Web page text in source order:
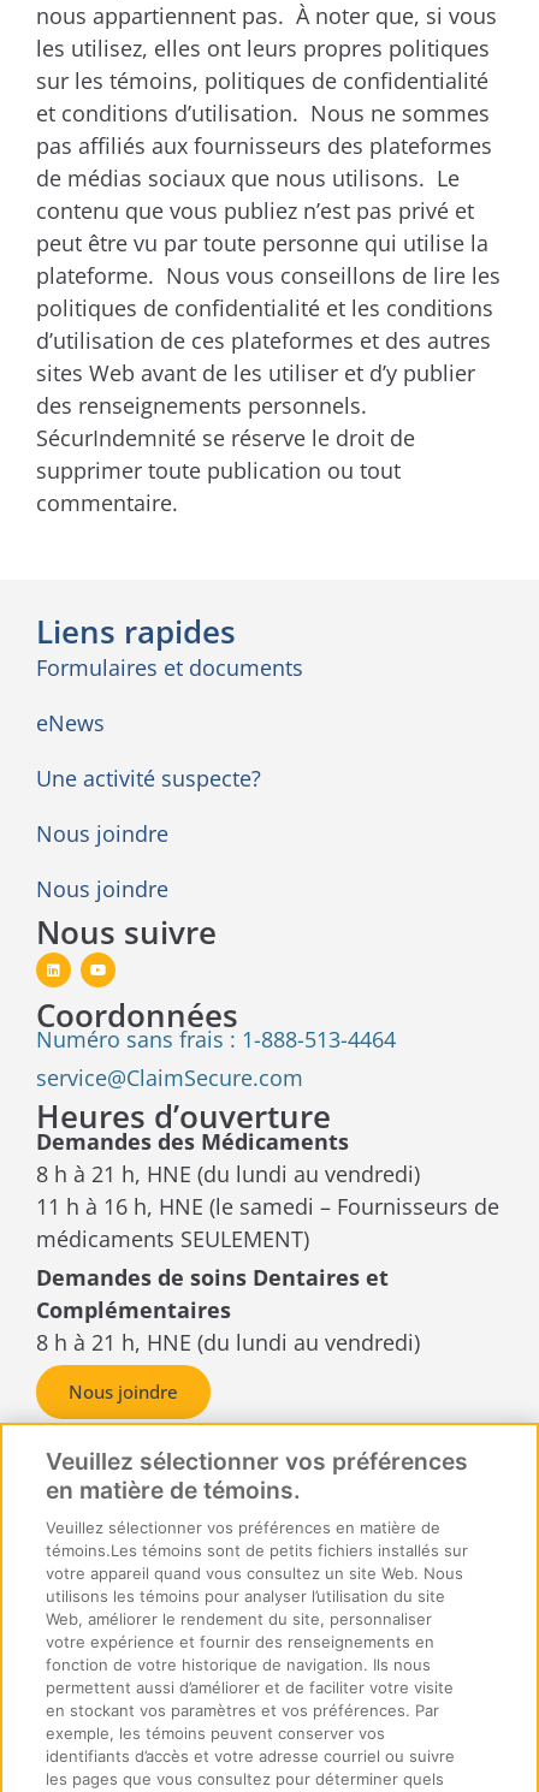
nous appartiennent pas. À noter que, si vous
les utilisez, elles ont leurs propres politiques
sur les témoins, politiques de confidentialité
et conditions d’utilisation. Nous ne sommes
pas affiliés aux fournisseurs des plateformes
de médias sociaux que nous utilisons. Le
contenu que vous publiez n’est pas privé et
peut être vu par toute personne qui utilise la
plateforme. Nous vous conseillons de lire les
politiques de confidentialité et les conditions
d’utilisation de ces plateformes et des autres
sites Web avant de les utiliser et d’y publier
des renseignements personnels.
SécurIndemnité se réserve le droit de
supprimer toute publication ou tout
commentaire.
Liens rapides
Formulaires et documents
eNews
Une activité suspecte?
Nous joindre
Nous joindre
Nous suivre
Coordonnées
Numéro sans frais : 1-888-513-4464
service@ClaimSecure.com
Heures d’ouverture
Demandes des Médicaments
8 h à 21 h, HNE (du lundi au vendredi)
11 h à 16 h, HNE (le samedi – Fournisseurs de
médicaments SEULEMENT)
Demandes de soins Dentaires et
Complémentaires
8 h à 21 h, HNE (du lundi au vendredi)
Nous joindre
Demandes de règlement ou
reçus
SécurIndemnité Inc.
C.P. Box 6500, succursale A,
Sudbury, Ontario
P3A 5N5
© 2026 SécurIndemnité Tous droits réservés.
Veuillez sélectionner vos préférences
en matière de témoins.
Veuillez sélectionner vos préférences en matière de
témoins.Les témoins sont de petits fichiers installés sur
votre appareil quand vous consultez un site Web. Nous
utilisons les témoins pour analyser l’utilisation du site
Web, améliorer le rendement du site, personnaliser
votre expérience et fournir des renseignements en
fonction de votre historique de navigation. Ils nous
permettent aussi d’améliorer et de faciliter votre visite
en stockant vos paramètres et vos préférences. Par
exemple, les témoins peuvent conserver vos
identifiants d’accès et votre adresse courriel ou suivre
les pages que vous consultez pour déterminer quels